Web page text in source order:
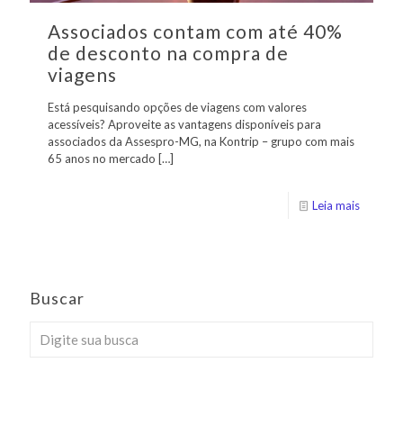
Associados contam com até 40%
de desconto na compra de
viagens
Está pesquisando opções de viagens com valores
acessíveis? Aproveite as vantagens disponíveis para
associados da Assespro-MG, na Kontrip – grupo com mais
65 anos no mercado […]
Leia mais
Buscar